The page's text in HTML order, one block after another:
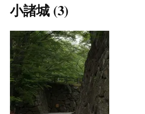
ツ
へ
ス
キ
ッ
プ
小諸城 (3)